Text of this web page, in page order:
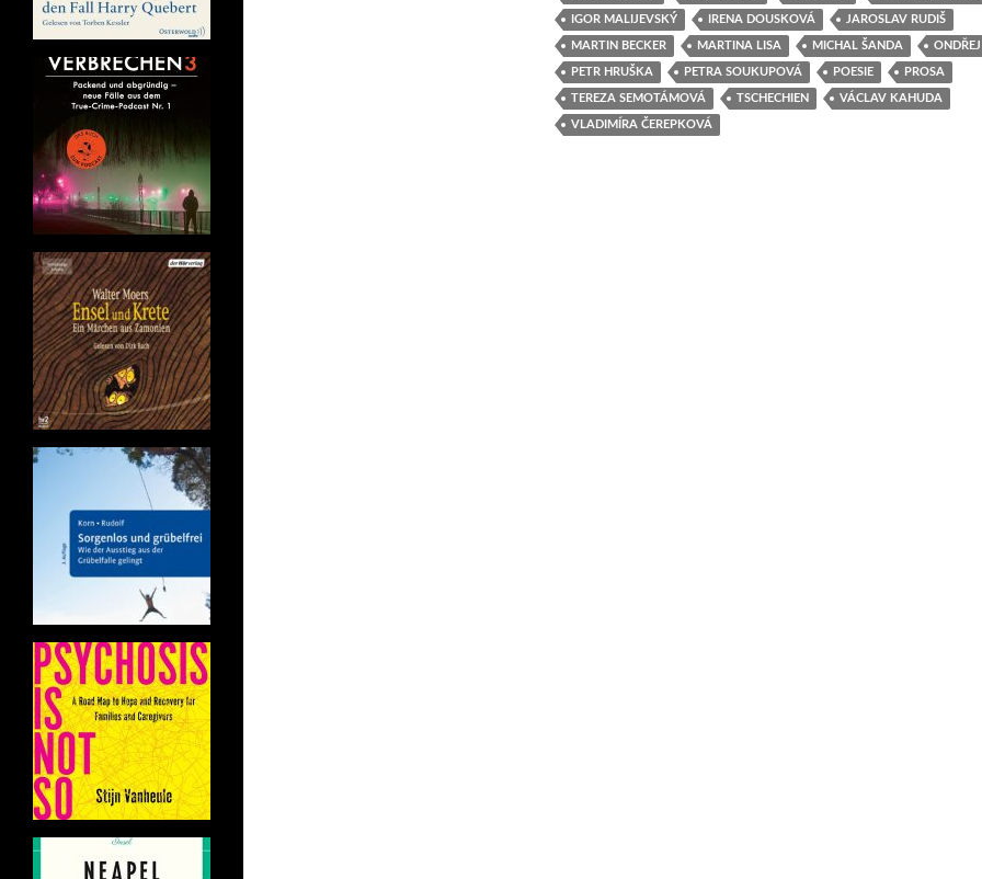
IGOR MALIJEVSKÝ IRENA DOUSKOVÁ JAROSLAV RUDIŠ
MARTIN BECKER MARTINA LISA MICHAL ŠANDA
PETR HRUŠKA PETRA SOUKUPOVÁ POESIE PROSA
TEREZA SEMOTÁMOVÁ TSCHECHIEN VÁCLAV KAHUDA
VLADIMÍRA ČEREPKOVÁ